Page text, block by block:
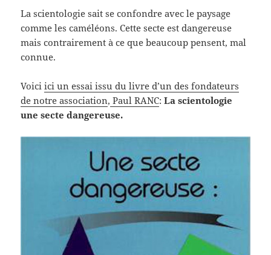
La scientologie sait se confondre avec le paysage
comme les caméléons. Cette secte est dangereuse
mais contrairement à ce que beaucoup pensent, mal
connue.
Voiciici un essai issu du livre d’un des fondateurs
de notre association, Paul RANC:La scientologie
une secte dangereuse.